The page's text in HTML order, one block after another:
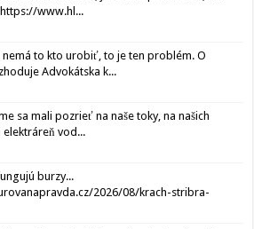
www.hl...
nemá to kto urobiť, to je ten problém. O
Advokátska k...
sa mali pozrieť na naše toky, na našich
elektráreň vod...
burzy...
2026/08/krach-stribra-